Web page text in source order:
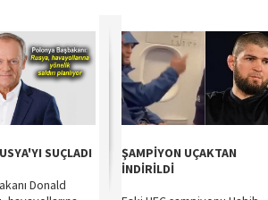
SUÇLADI
Donald
ŞAMPİYON UÇAKTAN
İNDİRİLDİ